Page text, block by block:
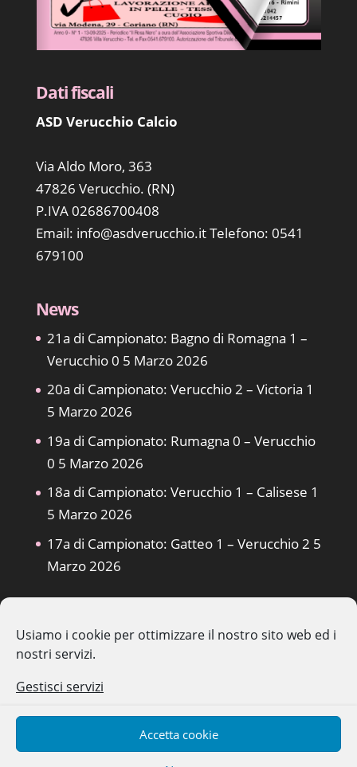
Usiamo i cookie per ottimizzare il nostro sito web ed i
nostri servizi.
Gestisci servizi
Accetta cookie
Dati fiscali
ASD Verucchio Calcio
Via Aldo Moro, 363
47826 Verucchio. (RN)
P.IVA 02686700408
Email: info@asdverucchio.itTelefono: 0541
679100
News
21a di Campionato: Bagno di Romagna 1 –
Verucchio 0 5 Marzo 2026
20a di Campionato: Verucchio 2 – Victoria 1
5 Marzo 2026
19a di Campionato: Rumagna 0 – Verucchio
0 5 Marzo 2026
18a di Campionato: Verucchio 1 – Calisese 1
5 Marzo 2026
17a di Campionato: Gatteo 1 – Verucchio 2 5
Marzo 2026
Il Giornalino
Privacy Policy
Cookie Policy
Obblighi Informativi